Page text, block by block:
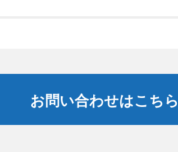
お問い合わせはこちら